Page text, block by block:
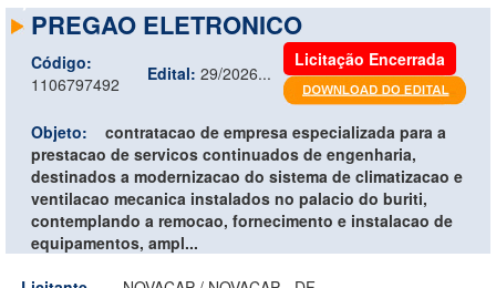
PREGAO ELETRONICO
Código:
1106797492
Edital: 29/2026...
Licitação Encerrada
Objeto:
contratacao de empresa especializada para a
prestacao de servicos continuados de engenharia,
destinados a modernizacao do sistema de climatizacao e
ventilacao mecanica instalados no palacio do buriti,
contemplando a remocao, fornecimento e instalacao de
equipamentos, ampl...